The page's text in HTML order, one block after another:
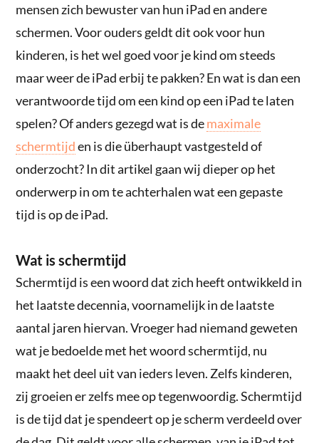
mensen zich bewuster van hun iPad en andere
schermen. Voor ouders geldt dit ook voor hun
kinderen, is het wel goed voor je kind om steeds
maar weer de iPad erbij te pakken? En wat is dan een
verantwoorde tijd om een kind op een iPad te laten
spelen? Of anders gezegd wat is demaximale
schermtijden is die überhaupt vastgesteld of
onderzocht? In dit artikel gaan wij dieper op het
onderwerp in om te achterhalen wat een gepaste
tijd is op de iPad.
Wat is schermtijd
Schermtijd is een woord dat zich heeft ontwikkeld in
het laatste decennia, voornamelijk in de laatste
aantal jaren hiervan. Vroeger had niemand geweten
wat je bedoelde met het woord schermtijd, nu
maakt het deel uit van ieders leven. Zelfs kinderen,
zij groeien er zelfs mee op tegenwoordig. Schermtijd
is de tijd dat je spendeert op je scherm verdeeld over